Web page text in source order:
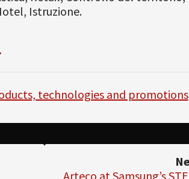
Istruzione.
technologies and promotions
Arteco at Samsung’s